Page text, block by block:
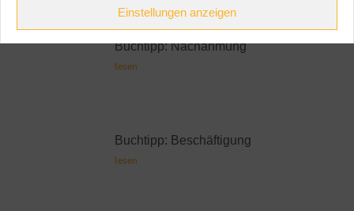
Einstellungen anzeigen
lesen
Buchtipp: Nachahmung
lesen
Buchtipp: Beschäftigung
lesen